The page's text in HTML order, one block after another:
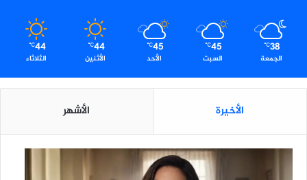
38
℃
الجمعة
45
℃
السبت
45
℃
الأحد
44
℃
الأثنين
44
℃
الثلاثاء
الأخيرة الأشهر